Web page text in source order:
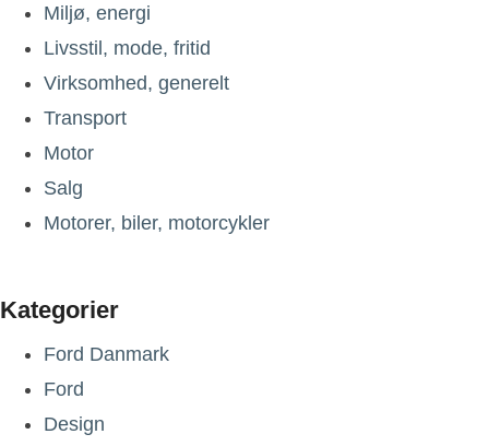
Miljø, energi
Livsstil, mode, fritid
Virksomhed, generelt
Transport
Motor
Salg
Motorer, biler, motorcykler
Kategorier
Ford Danmark
Ford
Design